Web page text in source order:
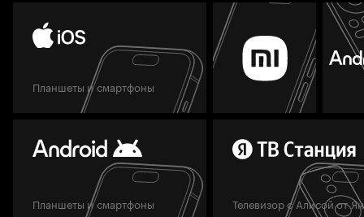
Планшеты и смартфоны
Планшеты и смартфоны Телевизор с Алисой от